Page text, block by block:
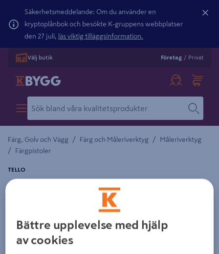
Säkerhetsmeddelande: Om du använder en
kryptoplånbok och besökte K-gruppens webbplatser
den 27 juli, läs viktig tilläggsinformation.
Välj butik Företag / Privat
Färg, Golv och Vägg / Färg och Måleriverktyg / Måleriverktyg
/ Färgpistoler
MUNSTYCKE LINJEMÅLNING 102-152
TELLO
Detaljerad beskrivning finns i produktbeskrivningsområdet
Bättre upplevelse med hjälp
av cookies